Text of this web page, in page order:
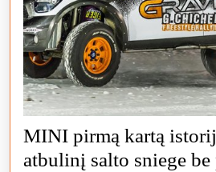
MINI pirmą kartą
atbulinį salto sniege be